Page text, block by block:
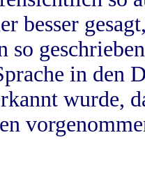
besser
so
in
wurde,